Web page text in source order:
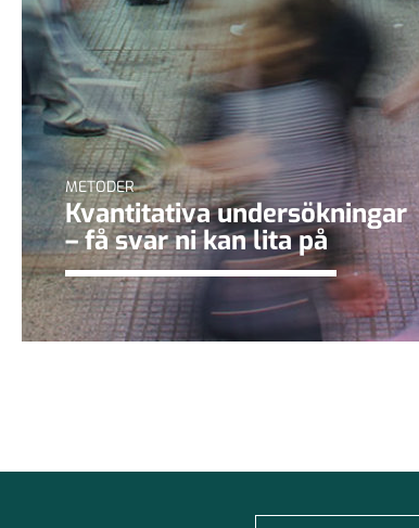
METODER
Kvantitativa undersökningar
– få svar ni kan lita på